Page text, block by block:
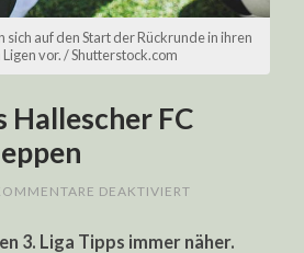
sich auf den Start der Rückrunde in ihren
vor. / Shutterstock.com
Hallescher FC
DEAKTIVIERT
TIPPS
3. Liga Tipps immer näher.